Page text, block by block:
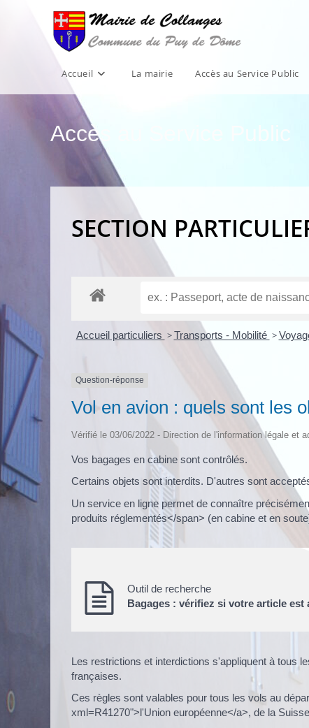
Accueil La mairie Accès au Service Public
Accès au Service Public
SECTION
Accueil particuliers > Transports - Mobilité >
Question-réponse
Vol en avion : quels sont les
Vérifié le 03/06/2022 - Direction de l'information légale et
Vos bagages en cabine sont contrôlés.
Certains objets sont interdits. D'autres sont
Un service en ligne permet de connaître
produits réglementés</span> (en cabine et en
Outil de recherche
Bagages : vérifiez si votre article est
Les restrictions et interdictions s'appliquent à tous
françaises.
Ces règles sont valables pour tous les vols au
xml=R41270">l'Union européenne</a>, de la